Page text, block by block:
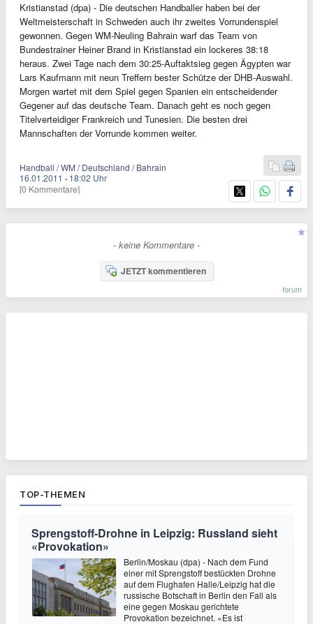
Kristianstad (dpa) - Die deutschen Handballer haben bei der
Weltmeisterschaft in Schweden auch ihr zweites Vorrundenspiel
gewonnen. Gegen WM-Neuling Bahrain warf das Team von
Bundestrainer Heiner Brand in Kristianstad ein lockeres 38:18
heraus. Zwei Tage nach dem 30:25-Auftaktsieg gegen Ägypten war
Lars Kaufmann mit neun Treffern bester Schütze der DHB-Auswahl.
Morgen wartet mit dem Spiel gegen Spanien ein entscheidender
Gegener auf das deutsche Team. Danach geht es noch gegen
Titelverteidiger Frankreich und Tunesien. Die besten drei
Mannschaften der Vorrunde kommen weiter.
Handball / WM / Deutschland / Bahrain
16.01.2011 · 18:02 Uhr
[0 Kommentare]
- keine Kommentare -
JETZT kommentieren
forum
TOP-THEMEN
Sprengstoff-Drohne in Leipzig: Russland sieht
«Provokation»
Berlin/Moskau (dpa) - Nach dem Fund
einer mit Sprengstoff bestückten Drohne
auf dem Flughafen Halle/Leipzig hat die
russische Botschaft in Berlin den Fall als
eine gegen Moskau gerichtete
Provokation bezeichnet. «Es ist